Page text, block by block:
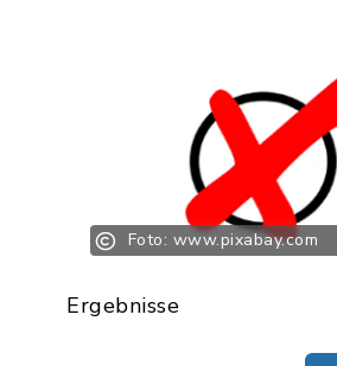
Foto: www.pixabay.com
Ergebnisse